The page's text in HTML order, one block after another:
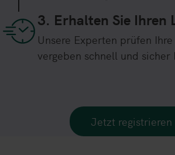
3. Erhalten Sie Ihren
Unsere Experten prüfen
vergeben schnell und sicher
Jetzt registrieren